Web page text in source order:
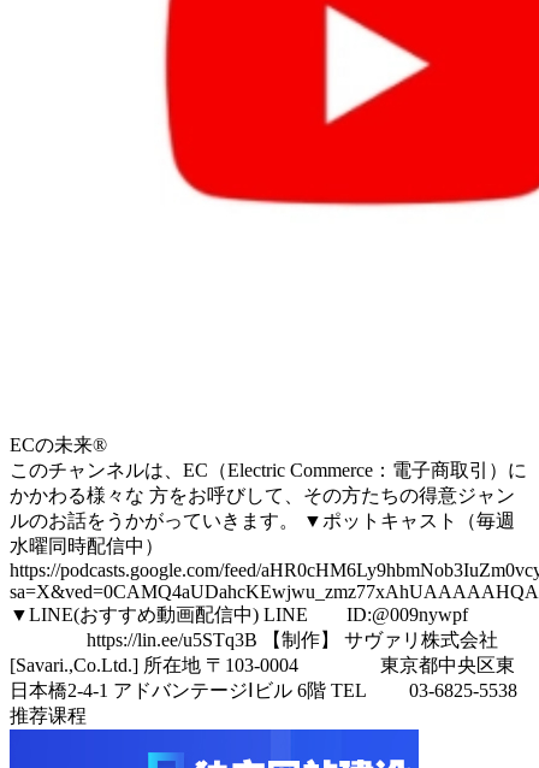
ECの未来®
このチャンネルは、EC（Electric Commerce：電子商取引）に
かかわる様々な 方をお呼びして、その方たちの得意ジャン
ルのお話をうかがっていきます。 ▼ポットキャスト（毎週
水曜同時配信中）
https://podcasts.google.com/feed/
▼LINE(おすすめ動画配信中) LINE ID:@009nywpf
https://lin.ee/u5STq3B 【制作】 サヴァリ株式会社
[Savari.,Co.Ltd.] 所在地 〒103-0004 東京都中央区東
日本橋2-4-1 アドバンテージⅠビル 6階 TEL 03-6825-5538
推荐课程